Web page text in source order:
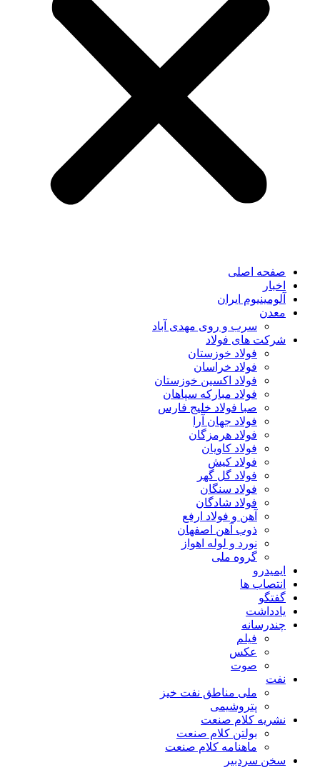
صفحه اصلی
اخبار
آلومینیوم ایران
معدن
سرب و روی مهدی آباد
شرکت های فولاد
فولاد خوزستان
فولاد خراسان
فولاد اکسین خوزستان
فولاد مبارکه سپاهان
صبا فولاد خلیج فارس
فولاد جهان آرا
فولاد هرمزگان
فولاد کاویان
فولاد کیش
فولاد گل گهر
فولاد سنگان
فولاد شادگان
آهن و فولاد ارفع
ذوب آهن اصفهان
نورد و لوله اهواز
گروه ملی
ایمیدرو
انتصاب ها
گفتگو
یادداشت
چندرسانه
فیلم
عکس
صوت
نفت
ملی مناطق نفت خیز
پتروشیمی
نشریه کلام صنعت
بولتن کلام صنعت
ماهنامه کلام صنعت
سخن سردبیر